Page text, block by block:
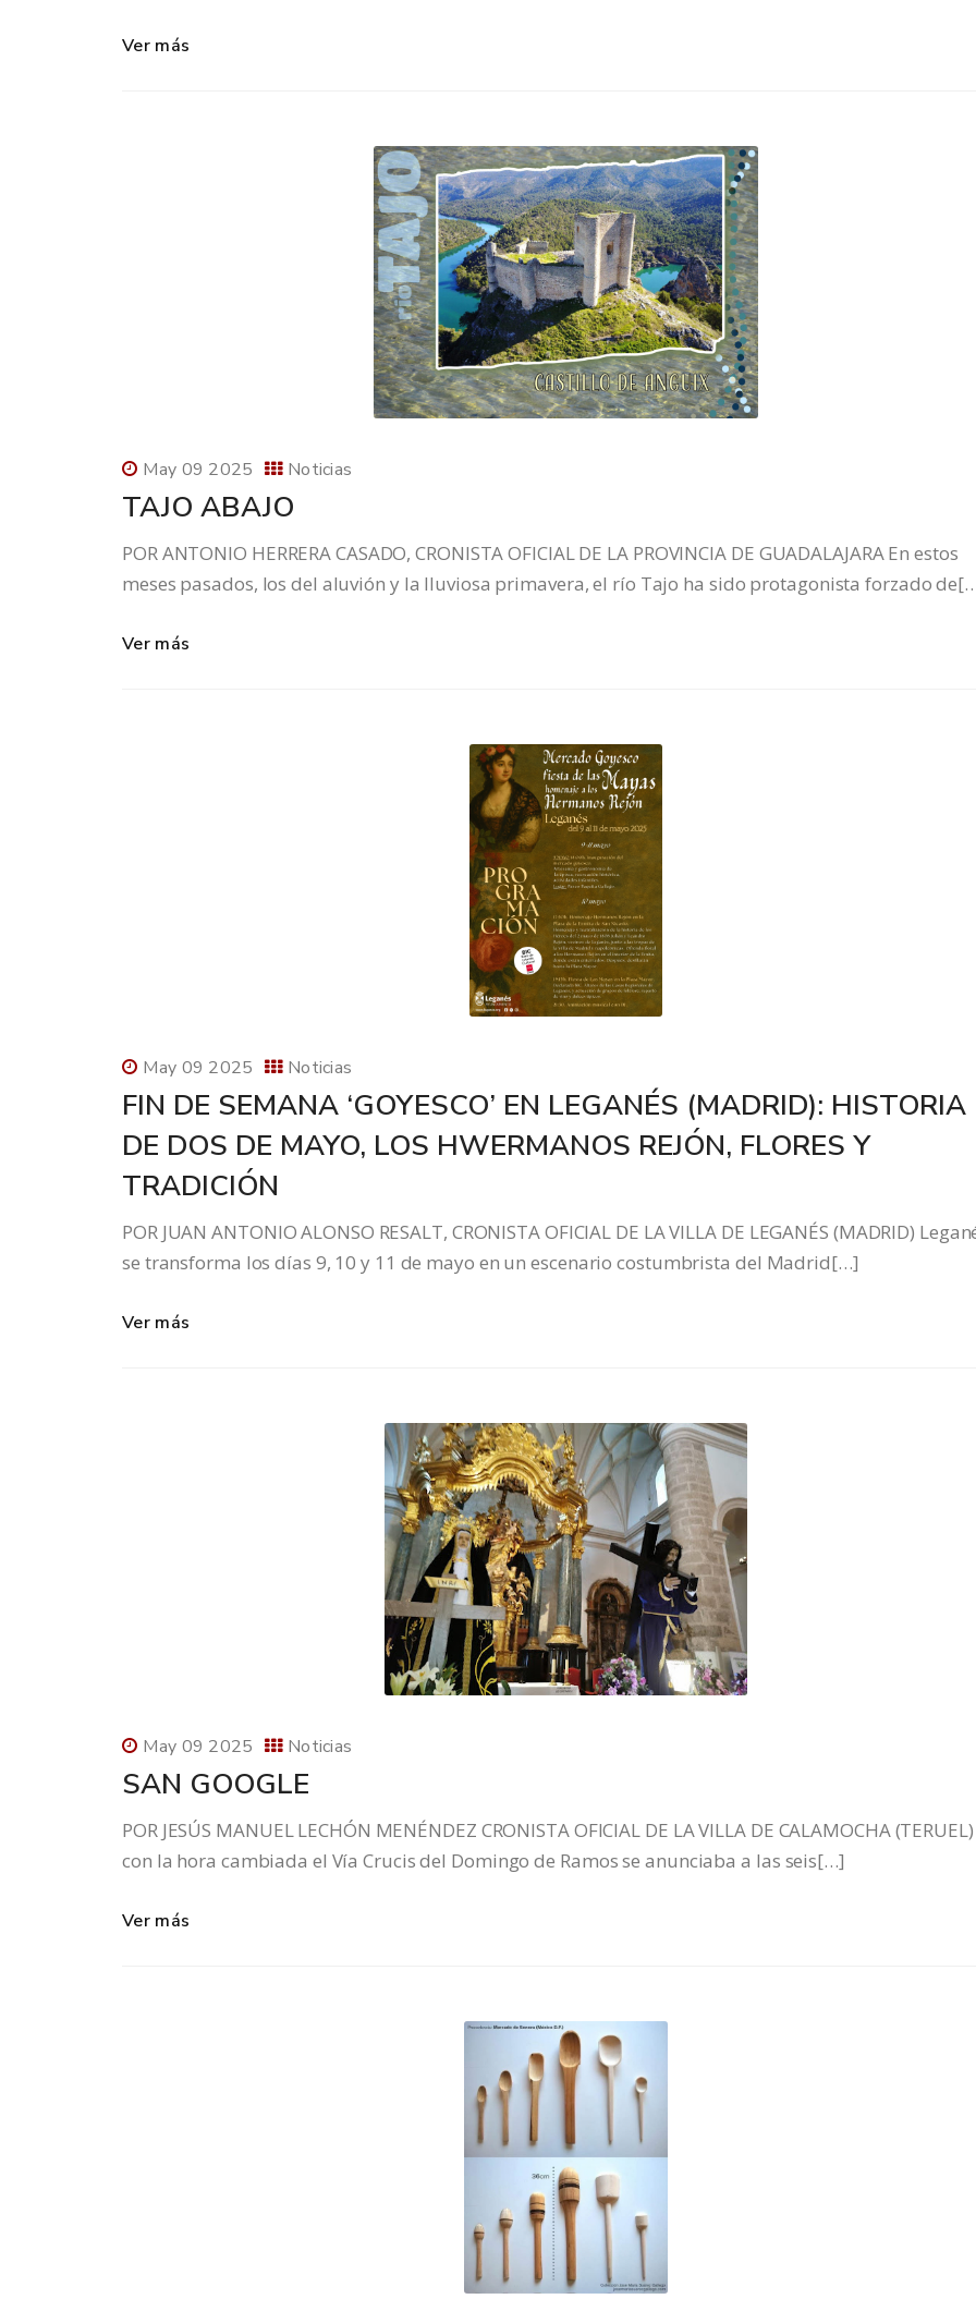
Ver más
May 09 2025 Noticias
TAJO ABAJO
POR ANTONIO HERRERA CASADO, CRONISTA OFICIAL DE LA PROVINCIA DE GUADALAJARA En estos
meses pasados, los del aluvión y la lluviosa primavera, el río Tajo ha sido protagonista forzado
Ver más
May 09 2025 Noticias
FIN DE SEMANA ‘GOYESCO’ EN LEGANÉS (MADRID): HISTORIA
DE DOS DE MAYO, LOS HWERMANOS REJÓN, FLORES Y
TRADICIÓN
POR JUAN ANTONIO ALONSO RESALT, CRONISTA OFICIAL DE LA VILLA DE LEGANÉS (MADRID)
se transforma los días 9, 10 y 11 de mayo en un escenario costumbrista del Madrid[…]
Ver más
May 09 2025 Noticias
SAN GOOGLE
POR JESÚS MANUEL LECHÓN MENÉNDEZ CRONISTA OFICIAL DE LA VILLA DE CALAMOCHA
con la hora cambiada el Vía Crucis del Domingo de Ramos se anunciaba a las seis[…]
Ver más